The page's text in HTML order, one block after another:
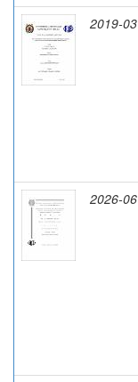
2019-03
2026-06